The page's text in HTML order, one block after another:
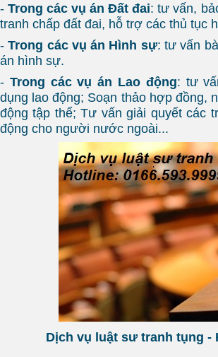
-Trong các vụ án Đất đai: tư vấn,
tranh chấp đất đai, hỗ trợ các thủ tục
-Trong các vụ án Hình sự: tư vấn
án hình sự.
- Trong các vụ án Lao động: tư
dụng lao động; Soạn thảo hợp đồng,
động tập thể; Tư vấn giải quyết các
động cho người nước ngoài...​
Dịch vụ luật sư tranh tụng -